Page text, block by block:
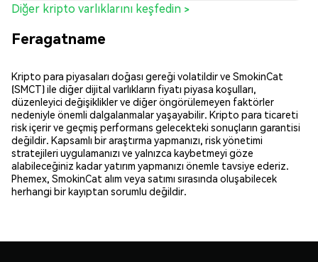
Diğer kripto varlıklarını keşfedin >
Feragatname
Kripto para piyasaları doğası gereği volatildir ve SmokinCat
(SMCT) ile diğer dijital varlıkların fiyatı piyasa koşulları,
düzenleyici değişiklikler ve diğer öngörülemeyen faktörler
nedeniyle önemli dalgalanmalar yaşayabilir. Kripto para ticareti
risk içerir ve geçmiş performans gelecekteki sonuçların garantisi
değildir. Kapsamlı bir araştırma yapmanızı, risk yönetimi
stratejileri uygulamanızı ve yalnızca kaybetmeyi göze
alabileceğiniz kadar yatırım yapmanızı önemle tavsiye ederiz.
Phemex, SmokinCat alım veya satımı sırasında oluşabilecek
herhangi bir kayıptan sorumlu değildir.